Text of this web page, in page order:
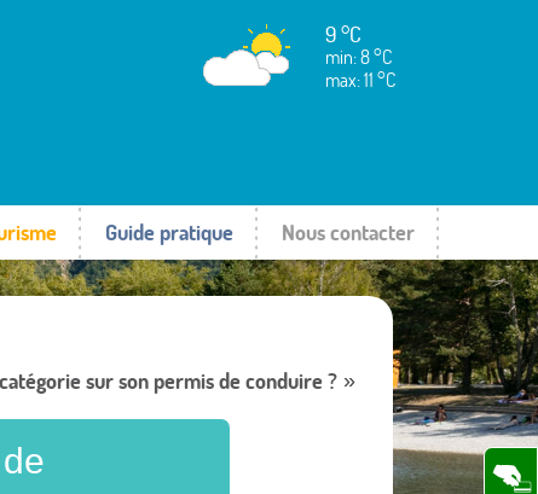
9 °C
min: 8 °C
max: 11 °C
Guide pratique Nous contacter
sur son permis de conduire ? »